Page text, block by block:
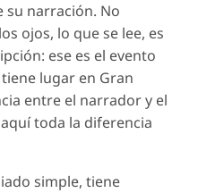
su narración. No
ojos, lo que se lee, es
ese es el evento
lugar en Gran
entre el narrador y el
toda la diferencia
simple, tiene